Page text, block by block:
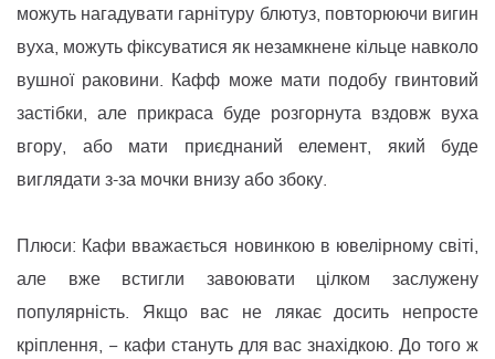
можуть нагадувати гарнітуру блютуз, повторюючи вигин
вуха, можуть фіксуватися як незамкнене кільце навколо
вушної раковини. Кафф може мати подобу гвинтовий
застібки, але прикраса буде розгорнута вздовж вуха
вгору, або мати приєднаний елемент, який буде
виглядати з-за мочки внизу або збоку.
Плюси: Кафи вважається новинкою в ювелірному світі,
але вже встигли завоювати цілком заслужену
популярність. Якщо вас не лякає досить непросте
кріплення, − кафи стануть для вас знахідкою. До того ж